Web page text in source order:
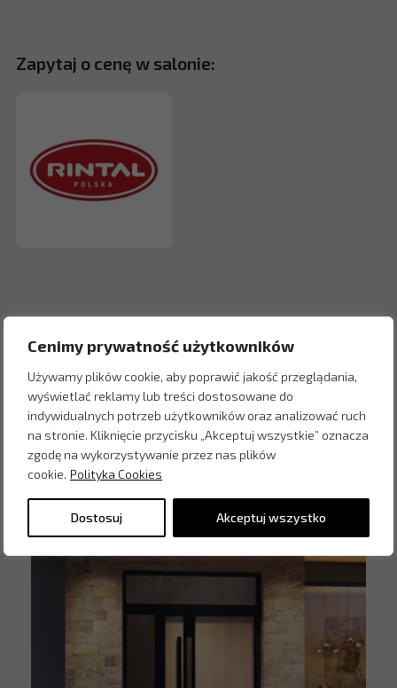
Cenimy prywatność użytkowników
Używamy plików cookie, aby poprawić jakość przeglądania,
wyświetlać reklamy lub treści dostosowane do
indywidualnych potrzeb użytkowników oraz analizować ruch
na stronie. Kliknięcie przycisku „Akceptuj wszystkie” oznacza
zgodę na wykorzystywanie przez nas plików
cookie. Polityka Cookies
Dostosuj Akceptuj wszystko
Zapytaj o cenę w salonie:
Inne produkty z kategorii